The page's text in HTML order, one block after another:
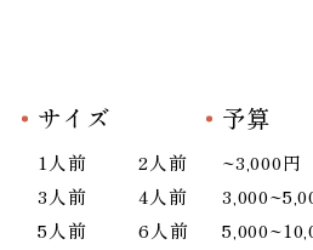
サイズ
1人前
2人前
3人前
4人前
5人前
6人前
予算
~3,000円